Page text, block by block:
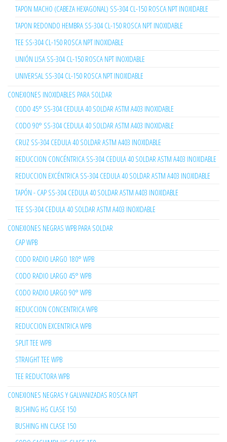
TAPON MACHO (CABEZA HEXAGONAL) SS-304 CL-150 ROSCA NPT INOXIDABLE
TAPON REDONDO HEMBRA SS-304 CL-150 ROSCA NPT INOXIDABLE
TEE SS-304 CL-150 ROSCA NPT INOXIDABLE
UNIÓN LISA SS-304 CL-150 ROSCA NPT INOXIDABLE
UNIVERSAL SS-304 CL-150 ROSCA NPT INOXIDABLE
CONEXIONES INOXIDABLES PARA SOLDAR
CODO 45° SS-304 CEDULA 40 SOLDAR ASTM A403 INOXIDABLE
CODO 90° SS-304 CEDULA 40 SOLDAR ASTM A403 INOXIDABLE
CRUZ SS-304 CEDULA 40 SOLDAR ASTM A403 INOXIDABLE
REDUCCION CONCÉNTRICA SS-304 CEDULA 40 SOLDAR ASTM A403 INOXIDABLE
REDUCCION EXCÉNTRICA SS-304 CEDULA 40 SOLDAR ASTM A403 INOXIDABLE
TAPÓN - CAP SS-304 CEDULA 40 SOLDAR ASTM A403 INOXIDABLE
TEE SS-304 CEDULA 40 SOLDAR ASTM A403 INOXIDABLE
CONEXIONES NEGRAS WPB PARA SOLDAR
CAP WPB
CODO RADIO LARGO 180° WPB
CODO RADIO LARGO 45° WPB
CODO RADIO LARGO 90° WPB
REDUCCION CONCENTRICA WPB
REDUCCION EXCENTRICA WPB
SPLIT TEE WPB
STRAIGHT TEE WPB
TEE REDUCTORA WPB
CONEXIONES NEGRAS Y GALVANIZADAS ROSCA NPT
BUSHING HG CLASE 150
BUSHING HN CLASE 150